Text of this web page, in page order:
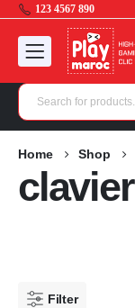
123 4567 890
Home Shop
clavier
Filter